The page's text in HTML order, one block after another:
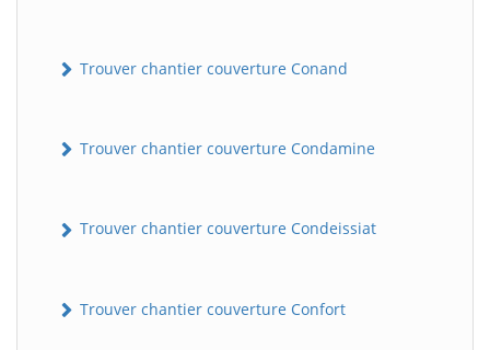
Trouver chantier couverture Conand
Trouver chantier couverture Condamine
Trouver chantier couverture Condeissiat
Trouver chantier couverture Confort
Assistant en ligne